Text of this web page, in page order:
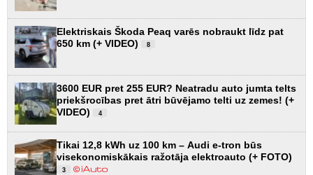
Elektriskais Škoda Peaq varēs nobraukt līdz pat
650 km (+ VIDEO)
8
3600 EUR pret 255 EUR? Neatradu auto jumta telts
priekšrocības pret ātri būvējamo telti uz zemes! (+
VIDEO)
4
Tikai 12,8 kWh uz 100 km – Audi e-tron būs
visekonomiskākais ražotāja elektroauto (+ FOTO)
3